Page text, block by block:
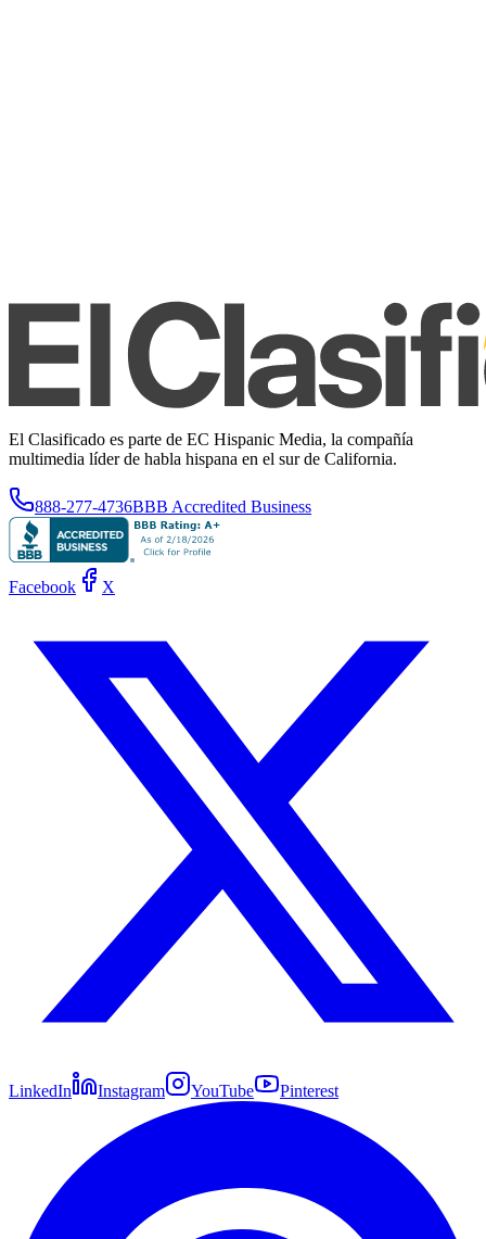
El Clasificado es parte de EC Hispanic Media, la compañía
multimedia líder de habla hispana en el sur de California.
888-277-4736BBB Accredited Business
Facebook X
LinkedIn Instagram YouTube Pinterest